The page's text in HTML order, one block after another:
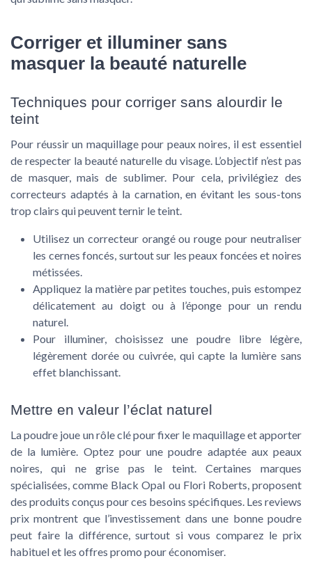
Corriger et illuminer sans
masquer la beauté naturelle
Techniques pour corriger sans alourdir le
teint
Pour réussir un maquillage pour peaux noires, il est essentiel
de respecter la beauté naturelle du visage. L’objectif n’est pas
de masquer, mais de sublimer. Pour cela, privilégiez des
correcteurs adaptés à la carnation, en évitant les sous-tons
trop clairs qui peuvent ternir le teint.
Utilisez un correcteur orangé ou rouge pour neutraliser
les cernes foncés, surtout sur les peaux foncées et noires
métissées.
Appliquez la matière par petites touches, puis estompez
délicatement au doigt ou à l’éponge pour un rendu
naturel.
Pour illuminer, choisissez une poudre libre légère,
légèrement dorée ou cuivrée, qui capte la lumière sans
effet blanchissant.
Mettre en valeur l’éclat naturel
La poudre joue un rôle clé pour fixer le maquillage et apporter
de la lumière. Optez pour une poudre adaptée aux peaux
noires, qui ne grise pas le teint. Certaines marques
spécialisées, comme Black Opal ou Flori Roberts, proposent
des produits conçus pour ces besoins spécifiques. Les reviews
prix montrent que l’investissement dans une bonne poudre
peut faire la différence, surtout si vous comparez le prix
habituel et les offres promo pour économiser.